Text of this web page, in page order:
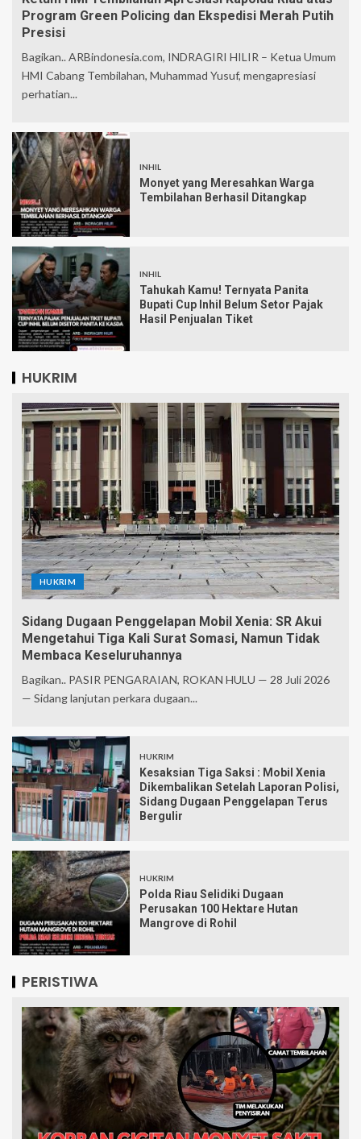
Program Green Policing dan Ekspedisi Merah Putih
Presisi
Bagikan.. ARBindonesia.com, INDRAGIRI HILIR – Ketua Umum
HMI Cabang Tembilahan, Muhammad Yusuf, mengapresiasi
perhatian...
INHIL
Monyet yang Meresahkan Warga
Tembilahan Berhasil Ditangkap
INHIL
Tahukah Kamu! Ternyata Panita
Bupati Cup Inhil Belum Setor Pajak
Hasil Penjualan Tiket
HUKRIM
HUKRIM
Sidang Dugaan Penggelapan Mobil Xenia: SR Akui
Mengetahui Tiga Kali Surat Somasi, Namun Tidak
Membaca Keseluruhannya
Bagikan.. PASIR PENGARAIAN, ROKAN HULU — 28 Juli 2026
— Sidang lanjutan perkara dugaan...
HUKRIM
Kesaksian Tiga Saksi : Mobil Xenia
Dikembalikan Setelah Laporan Polisi,
Sidang Dugaan Penggelapan Terus
Bergulir
HUKRIM
Polda Riau Selidiki Dugaan
Perusakan 100 Hektare Hutan
Mangrove di Rohil
PERISTIWA